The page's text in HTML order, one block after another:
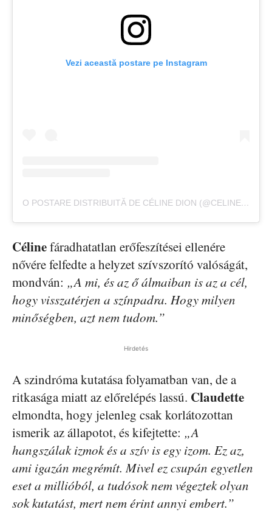
Vezi această postare pe Instagram
O POSTARE DISTRIBUITĂ DE CÉLINE DION (@CELINEDION)
Célinefáradhatatlan erőfeszítései ellenére
nővére felfedte a helyzet szívszorító valóságát,
mondván: „A mi, és az ő álmaiban is az a cél,
hogy visszatérjen a színpadra. Hogy milyen
minőségben, azt nem tudom.”
Hirdetés
A szindróma kutatása folyamatban van, de a
ritkasága miatt az előrelépés lassú. Claudette
elmondta, hogy jelenleg csak korlátozottan
ismerik az állapotot, és kifejtette: „A
hangszálak izmok és a szív is egy izom. Ez az,
ami igazán megrémít. Mivel ez csupán egyetlen
eset a millióból, a tudósok nem végeztek olyan
sok kutatást, mert nem érint annyi embert.”